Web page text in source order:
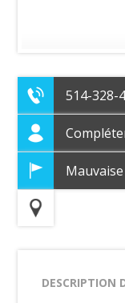
514-328-
DESCRIPTION